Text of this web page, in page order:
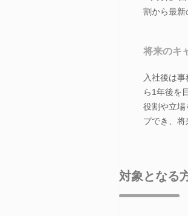
割から最新
将来のキ
入社後は
ら1年後を
役割や立場
プでき、将
対象となる